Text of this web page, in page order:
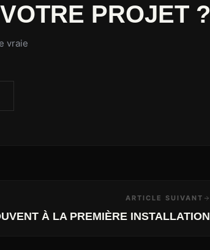
PROJET ?
vraie
ARTICLE SUIVANT
À LA PREMIÈRE INSTALLATION